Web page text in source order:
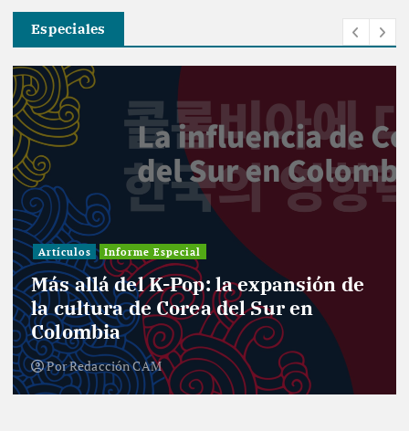
Especiales
Investigación Actualidad
Informe Especial
Política Reportaje
Entre curules y violencia de
el desafío de las mujeres para el
nuevo Congreso
PorRedacción CAM